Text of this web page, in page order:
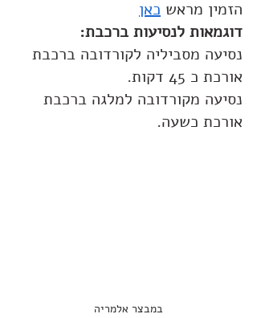
הזמין מראש כאן
דוגמאות לנסיעות ברכבת:
נסיעה מסביליה לקורדובה ברכבת
אורכת כ 45 דקות.
נסיעה מקורדובה למלגה ברכבת
אורכת כשעה.
במבצר אלמריה